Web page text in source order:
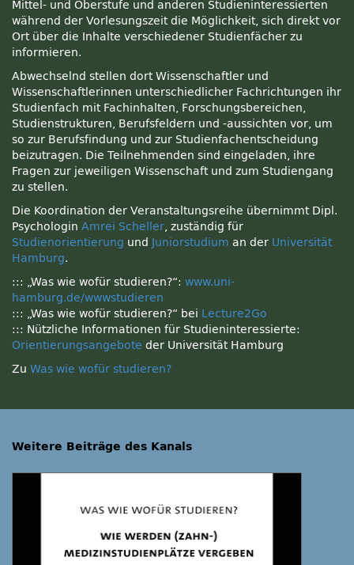
Mittel- und Oberstufe und anderen Studieninteressierten
während der Vorlesungszeit die Möglichkeit, sich direkt vor
Ort über die Inhalte verschiedener Studienfächer zu
informieren.
Abwechselnd stellen dort Wissenschaftler und
Wissenschaftlerinnen unterschiedlicher Fachrichtungen ihr
Studienfach mit Fachinhalten, Forschungsbereichen,
Studienstrukturen, Berufsfeldern und -aussichten vor, um
so zur Berufsfindung und zur Studienfachentscheidung
beizutragen. Die Teilnehmenden sind eingeladen, ihre
Fragen zur jeweiligen Wissenschaft und zum Studiengang
zu stellen.
Die Koordination der Veranstaltungsreihe übernimmt Dipl.
Psychologin Amrei Scheller, zuständig für
Studienorientierung und Juniorstudium an der Universität
Hamburg.
::: „Was wie wofür studieren?“: www.uni-
hamburg.de/wwwstudieren
::: „Was wie wofür studieren?“ bei Lecture2Go
::: Nützliche Informationen für Studieninteressierte:
Orientierungsangebote der Universität Hamburg
Zu Was wie wofür studieren?
Weitere Beiträge des Kanals